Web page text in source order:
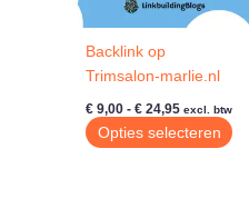
Backlink op
Trimsalon-marlie.nl
€ 9,00 - € 24,95 Prijsklasse:
€ 9,00
tot
excl. btw
Opties selecteren
Dit